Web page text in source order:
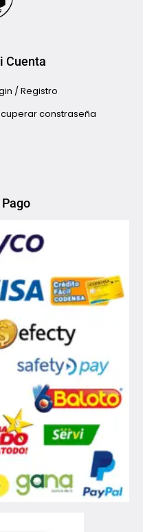
Cuenta
/ Registro
constraseña